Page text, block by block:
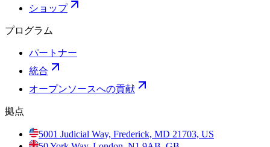
ショップ
プログラム
パートナー
統合
オープンソースへの貢献
拠点
5001 Judicial Way, Frederick, MD 21703, US